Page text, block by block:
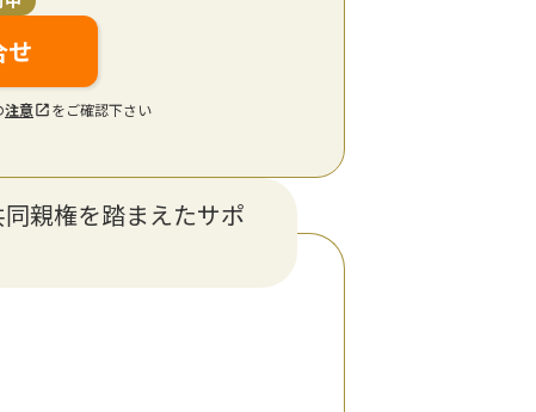
せ
注意 をご確認下さい
親権を踏まえたサポ